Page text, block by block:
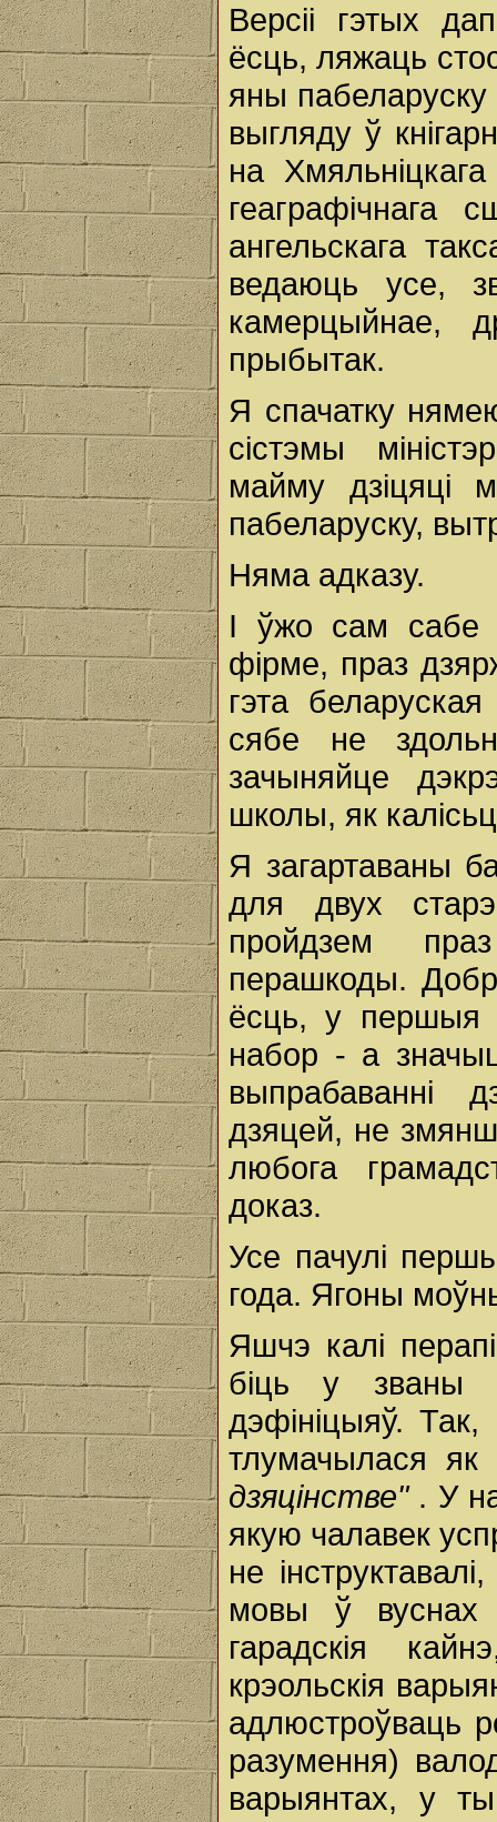
Версіі гэтых
ёсць, ляжаць
яны
выгляду ў
на
ангельскага
ведаюць усе,
камерцыйнае,
прыбытак.
Я спачатку
сістэмы
майму дзіцяці
пабеларуску,
Няма адказу.
І ўжо сам сабе
фірме, праз
гэта
сябе не
зачыняйце
школы, як
Я загартаваны
для двух
пройдзем
перашкоды.
ёсць, у першыя
набор - а
выпрабаванні
дзяцей, не
любога
доказ.
Усе пачулі
года. Ягоны
Яшчэ калі
біць у званы
дэфініцыяў.
тлумачылася як
дзяцінстве" . У
якую чалавек
не
мовы ў вуснах
гарадскія
крэольскія
адлюстроўваць
разумення)
варыянтах, у